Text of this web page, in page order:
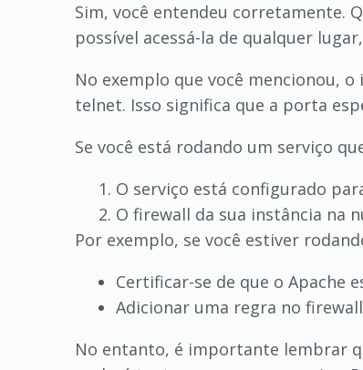
Sim, você entendeu corretamente.
possível acessá-la de qualquer
No exemplo que você mencionou,
telnet. Isso significa que a porta
Se você está rodando um serviço
O serviço está configurado
O firewall da sua instância na
Por exemplo, se você estiver
Certificar-se de que o Apache
Adicionar uma regra no
No entanto, é importante lembrar